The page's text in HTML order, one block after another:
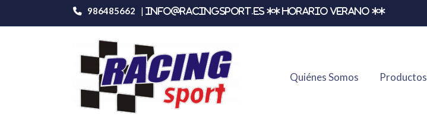
986485662 | info@racingsport.es ** HORARIO VERANO **
Quiénes Somos Productos
Productos Stilo Wrc Des 9v